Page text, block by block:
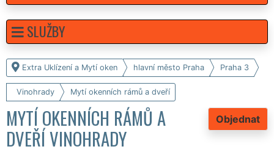
Extra Uklízení a Mytí oken hlavní město Praha Praha 3
Vinohrady Mytí okenních rámů a dveří
Objednat
MYTÍ OKENNÍCH RÁMŮ A
DVEŘÍ VINOHRADY
SLUŽBY